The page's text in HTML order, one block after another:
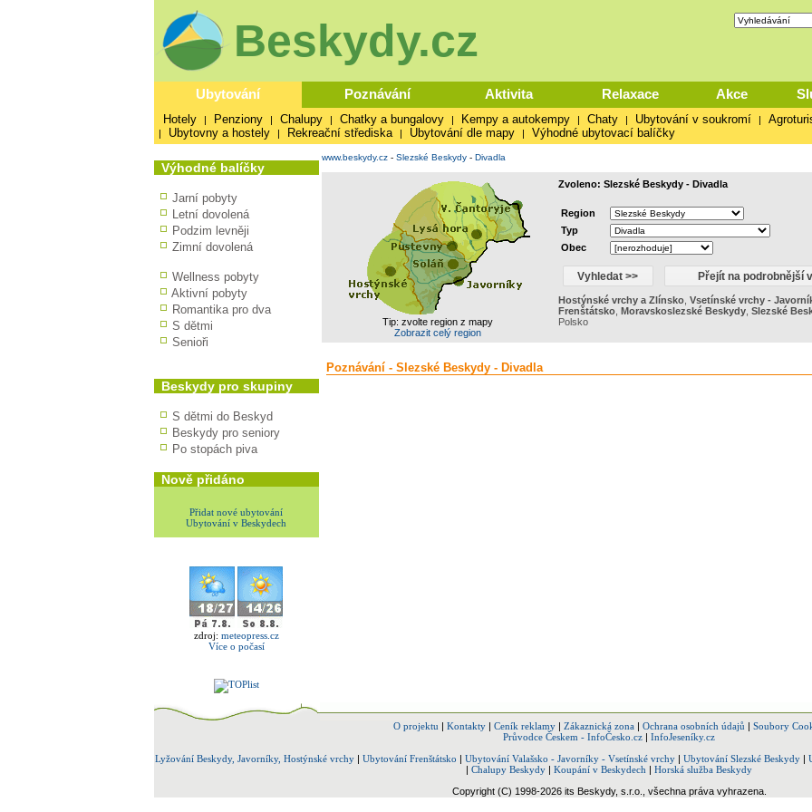
Beskydy.cz
Ubytování Poznávání Aktivita Relaxace Akce
Hotely | Penziony | Chalupy | Chatky a bungalovy | Kempy a autokempy | Chaty | Ubytování v soukromí |
| Ubytovny a hostely | Rekreační střediska | Ubytování dle mapy | Výhodné ubytovací balíčky
Výhodné balíčky
Jarní pobyty
Letní dovolená
Podzim levněji
Zimní dovolená
Wellness pobyty
Aktivní pobyty
Romantika pro dva
S dětmi
Senioři
Beskydy pro skupiny
S dětmi do Beskyd
Beskydy pro seniory
Po stopách piva
Nově přidáno
Přidat nové ubytování
Ubytování v Beskydech
zdroj: meteopress.cz
Více o počasí
www.beskydy.cz- Slezské Beskydy- Divadla
Tip: zvolte region z mapy
Zobrazit celý region
Zvoleno: Slezské Beskydy - Divadla
Region
Typ
Obec
Hostýnské vrchy a Zlínsko, Vsetínské vrchy -
Frenštátsko, Moravskoslezské Beskydy, Slezské
Polsko
Poznávání - Slezské Beskydy - Divadla
O projektu | Kontakty| Ceník reklamy| Zákaznická zona| Ochrana osobních údajů | Soubory
Průvodce Českem - InfoČesko.cz | InfoJeseníky.cz
Lyžování Beskydy, Javorníky, Hostýnské vrchy | Ubytování Frenštátsko | Ubytování Valašsko - Javorníky - Vsetínské vrchy | Ubytování Slezské Beskydy |
| Chalupy Beskydy | Koupání v Beskydech | Horská služba Beskydy
Copyright (C) 1998-2026 its Beskydy, s.r.o., všechna práva vyhrazena.